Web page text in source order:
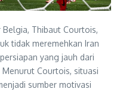
Belgia, Thibaut Courtois,
tidak meremehkan Iran
yang jauh dari
Courtois, situasi
sumber motivasi